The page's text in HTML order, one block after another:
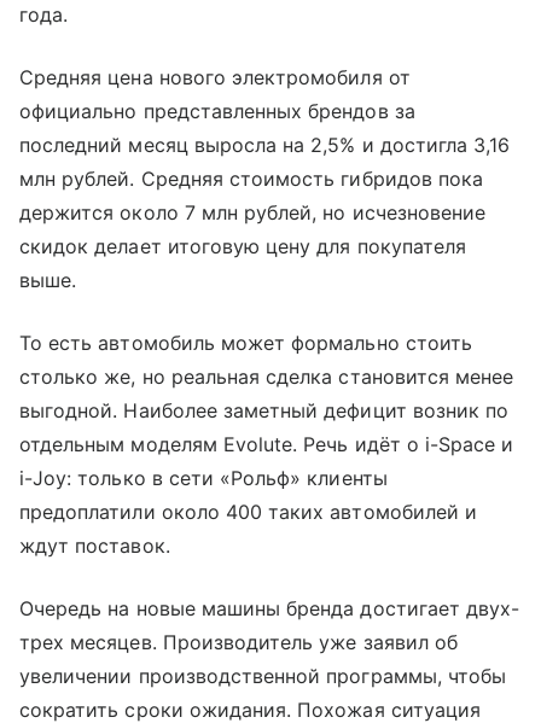
года.
Средняя цена нового электромобиля от
официально представленных брендов за
последний месяц выросла на 2,5% и достигла 3,16
млн рублей. Средняя стоимость гибридов пока
держится около 7 млн рублей, но исчезновение
скидок делает итоговую цену для покупателя
выше.
То есть автомобиль может формально стоить
столько же, но реальная сделка становится менее
выгодной. Наиболее заметный дефицит возник по
отдельным моделям Evolute. Речь идёт о i-Space и
i-Joy: только в сети «Рольф» клиенты
предоплатили около 400 таких автомобилей и
ждут поставок.
Очередь на новые машины бренда достигает двух-
трех месяцев. Производитель уже заявил об
увеличении производственной программы, чтобы
сократить сроки ожидания. Похожая ситуация